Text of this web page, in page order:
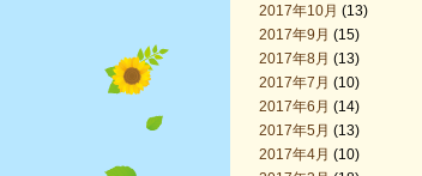
2017年10月 (13)
2017年9月 (15)
2017年8月 (13)
2017年7月 (10)
2017年6月 (14)
2017年5月 (13)
2017年4月 (10)